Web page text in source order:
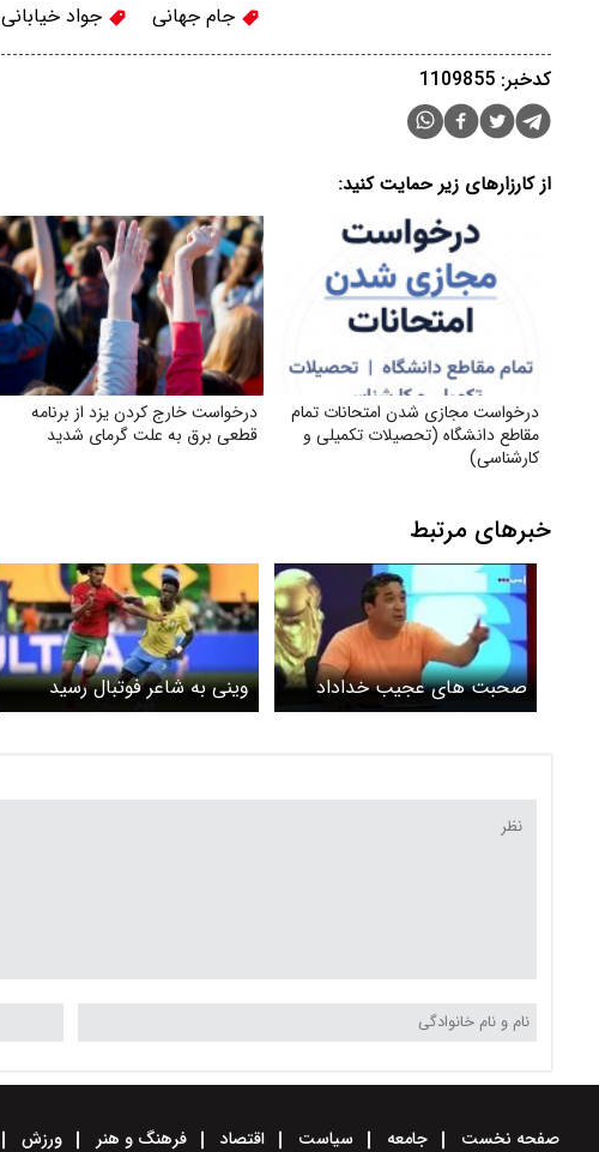
جام جهانی جواد خیابانی
کدخبر: 1109855
از کارزارهای زیر حمایت کنید:
درخواست مجازی شدن امتحانات تمام
مقاطع دانشگاه (تحصیلات تکمیلی و
کارشناسی)
درخواست خارج کردن یزد از برنامه
قطعی برق به علت گرمای شدید
خبرهای مرتبط
صحبت های عجیب خداداد
عزیزی درباره تست تیم ملی
وینی به شاعر فوتبال رسید
صفحه نخست جامعه سیاست اقتصاد فرهنگ و هنر ورزش